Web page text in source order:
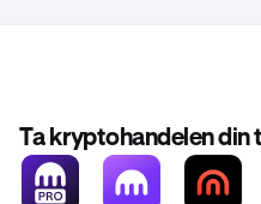
Ta kryptohandelen din